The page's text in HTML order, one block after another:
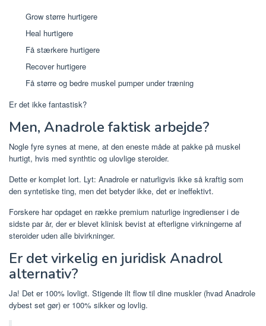
Grow større hurtigere
Heal hurtigere
Få stærkere hurtigere
Recover hurtigere
Få større og bedre muskel pumper under træning
Er det ikke fantastisk?
Men, Anadrole faktisk arbejde?
Nogle fyre synes at mene, at den eneste måde at pakke på muskel
hurtigt, hvis med synthtic og ulovlige steroider.
Dette er komplet lort. Lyt: Anadrole er naturligvis ikke så kraftig som
den syntetiske ting, men det betyder ikke, det er ineffektivt.
Forskere har opdaget en række premium naturlige ingredienser i de
sidste par år, der er blevet klinisk bevist at efterligne virkningerne af
steroider uden alle bivirkninger.
Er det virkelig en juridisk Anadrol
alternativ?
Ja! Det er 100% lovligt. Stigende ilt flow til dine muskler (hvad Anadrole
dybest set gør) er 100% sikker og lovlig.